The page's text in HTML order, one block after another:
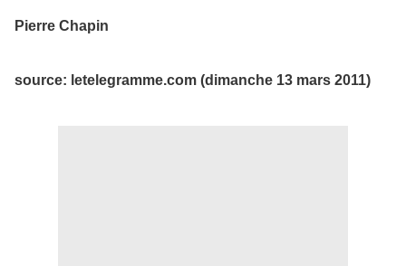
Pierre Chapin
source: letelegramme.com (dimanche 13 mars 2011)